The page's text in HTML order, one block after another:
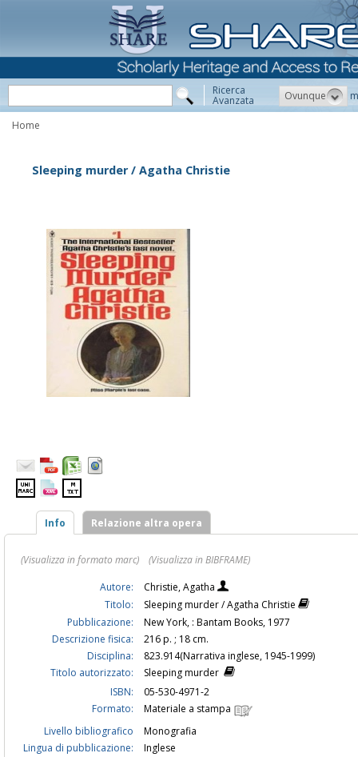
Ricerca
Avanzata Ovunque
Home
Sleeping murder / Agatha Christie
Info Relazione altra opera
(Visualizza in formato marc)
(Visualizza in BIBFRAME)
Autore:
Christie, Agatha
Titolo:
Sleeping murder / Agatha Christie
Pubblicazione:
New York, : Bantam Books, 1977
Descrizione fisica:
216 p. ; 18 cm.
Disciplina:
823.914(Narrativa inglese, 1945-1999)
Titolo autorizzato:
Sleeping murder
ISBN:
05-530-4971-2
Formato:
Materiale a stampa
Livello bibliografico
Monografia
Lingua di pubblicazione:
Inglese